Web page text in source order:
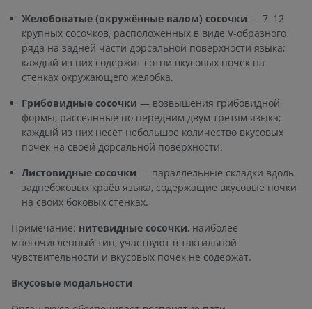
Желобоватые (окружённые валом) сосочки — 7–12
крупных сосочков, расположенных в виде V-образного
ряда на задней части дорсальной поверхности языка;
каждый из них содержит сотни вкусовых почек на
стенках окружающего желобка.
Грибовидные сосочки — возвышения грибовидной
формы, рассеянные по передним двум третям языка;
каждый из них несёт небольшое количество вкусовых
почек на своей дорсальной поверхности.
Листовидные сосочки — параллельные складки вдоль
заднебоковых краёв языка, содержащие вкусовые почки
на своих боковых стенках.
Примечание: нитевидные сосочки, наиболее
многочисленный тип, участвуют в тактильной
чувствительности и вкусовых почек не содержат.
Вкусовые модальности